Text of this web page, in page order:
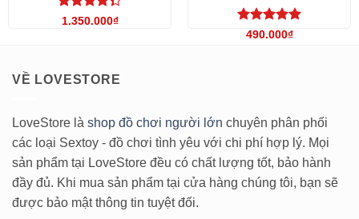
Được xếp
1.350.000₫
Được xếp
490.000₫
VỀ LOVESTORE
LoveStore là shop đồ chơi người lớn chuyên phân phối
các loại Sextoy - đồ chơi tình yêu với chi phí hợp lý. Mọi
sản phẩm tại LoveStore đều có chất lượng tốt, bảo hành
đầy đủ. Khi mua sản phẩm tại cửa hàng chúng tôi, bạn sẽ
được bảo mật thông tin tuyệt đối.